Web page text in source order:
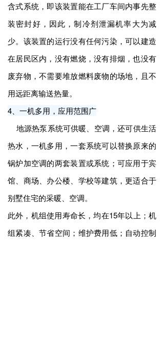
含式系统，即该装置能在工厂车间内事先整
装密封好，因此，制冷剂泄漏机率大为减
少。该装置的运行没有任何污染，可以建造
在居民区内，没有燃烧，没有排烟，也没有
废弃物，不需要堆放燃料废物的场地，且不
用远距离输送热量。
4、一机多用，应用范围广
地源热泵系统可供暖、空调，还可供生活
热水，一机多用，一套系统可以替换原来的
锅炉加空调的两套装置或系统；可应用于宾
馆、商场、办公楼、学校等建筑，更适合于
别墅住宅的采暖、空调。
此外，机组使用寿命长，均在15年以上；机
组紧凑、节省空间；维护费用低；自动控制